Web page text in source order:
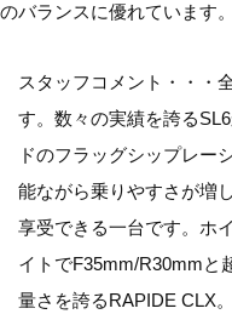
のバランスに優れています。
スタッフコメント・・・
す。数々の実績を誇る
ドのフラッグシップレー
能ながら乗りやすさが増
享受できる一台です。ホ
イトでF35mm/R30mmと
量さを誇るRAPIDE CLX。